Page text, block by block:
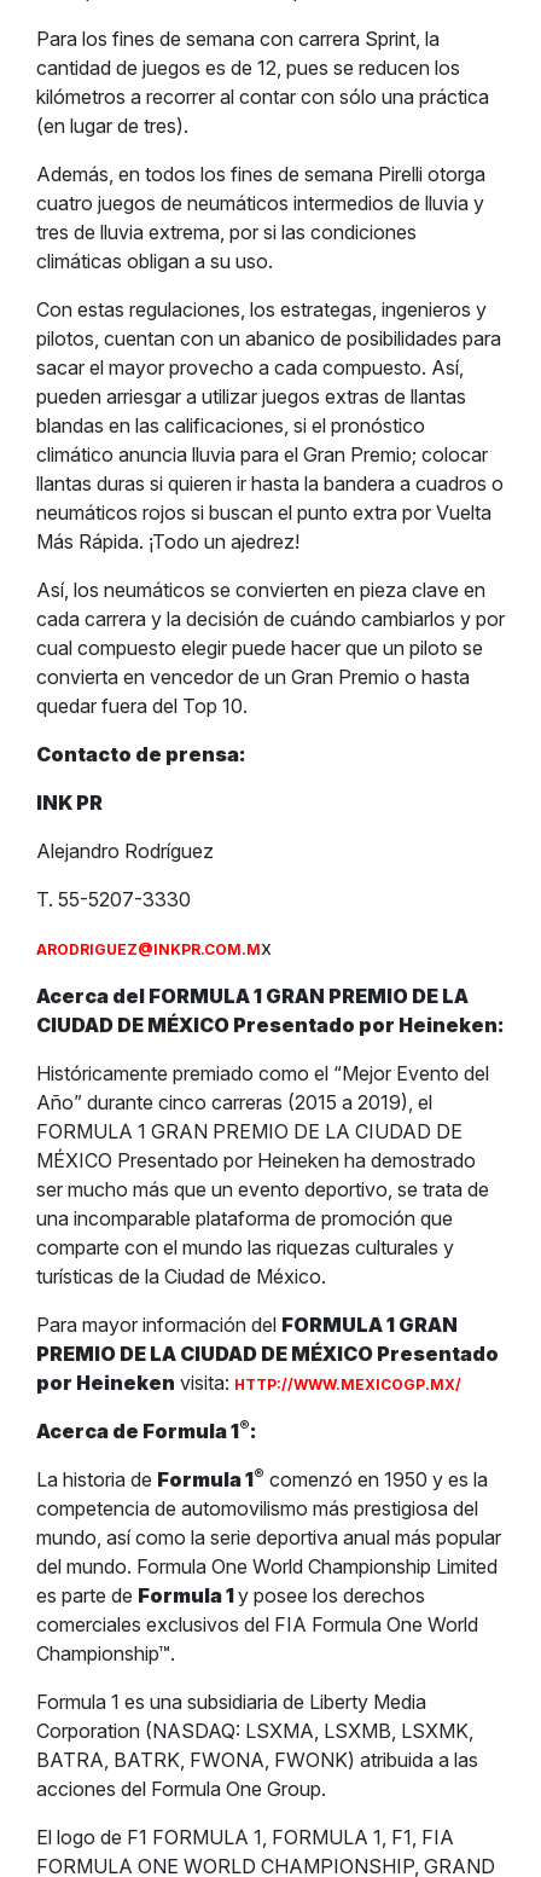
Para los fines de semana con carrera Sprint, la
cantidad de juegos es de 12, pues se reducen los
kilómetros a recorrer al contar con sólo una práctica
(en lugar de tres).
Además, en todos los fines de semana Pirelli otorga
cuatro juegos de neumáticos intermedios de lluvia y
tres de lluvia extrema, por si las condiciones
climáticas obligan a su uso.
Con estas regulaciones, los estrategas, ingenieros y
pilotos, cuentan con un abanico de posibilidades para
sacar el mayor provecho a cada compuesto. Así,
pueden arriesgar a utilizar juegos extras de llantas
blandas en las calificaciones, si el pronóstico
climático anuncia lluvia para el Gran Premio; colocar
llantas duras si quieren ir hasta la bandera a cuadros o
neumáticos rojos si buscan el punto extra por Vuelta
Más Rápida. ¡Todo un ajedrez!
Así, los neumáticos se convierten en pieza clave en
cada carrera y la decisión de cuándo cambiarlos y por
cual compuesto elegir puede hacer que un piloto se
convierta en vencedor de un Gran Premio o hasta
quedar fuera del Top 10.
Contacto de prensa:
INK PR
Alejandro Rodríguez
T. 55-5207-3330
ARODRIGUEZ@INKPR.COM.Mx
Acerca del FORMULA 1 GRAN PREMIO DE LA
CIUDAD DE MÉXICO Presentado por Heineken:
Históricamente premiado como el “Mejor Evento del
Año” durante cinco carreras (2015 a 2019), el
FORMULA 1 GRAN PREMIO DE LA CIUDAD DE
MÉXICO Presentado por Heineken ha demostrado
ser mucho más que un evento deportivo, se trata de
una incomparable plataforma de promoción que
comparte con el mundo las riquezas culturales y
turísticas de la Ciudad de México.
Para mayor información del FORMULA 1 GRAN
PREMIO DE LA CIUDAD DE MÉXICO Presentado
por Heineken visita: HTTP://WWW.MEXICOGP.MX/
Acerca de Formula 1®:
La historia de Formula 1® comenzó en 1950 y es la
competencia de automovilismo más prestigiosa del
mundo, así como la serie deportiva anual más popular
del mundo. Formula One World Championship Limited
es parte de Formula 1y posee los derechos
comerciales exclusivos del FIA Formula One World
Championship™.
Formula 1 es una subsidiaria de Liberty Media
Corporation (NASDAQ: LSXMA, LSXMB, LSXMK,
BATRA, BATRK, FWONA, FWONK) atribuida a las
acciones del Formula One Group.
El logo de F1 FORMULA 1, FORMULA 1, F1, FIA
FORMULA ONE WORLD CHAMPIONSHIP, GRAND